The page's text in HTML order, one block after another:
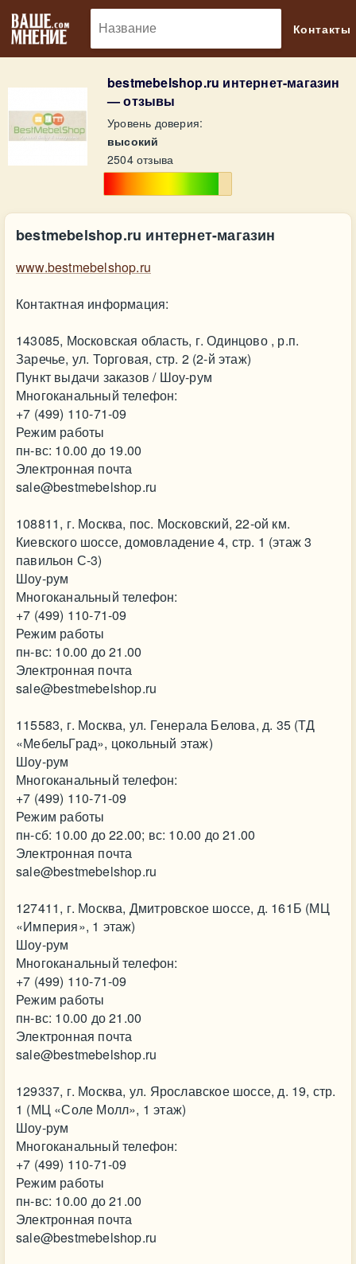
Контакты
bestmebelshop.ru интернет-магазин
— отзывы
Уровень доверия:
высокий
2504 отзыва
bestmebelshop.ru интернет-магазин
www.bestmebelshop.ru
Контактная информация:
143085, Московская область, г. Одинцово , р.п.
Заречье, ул. Торговая, стр. 2 (2-й этаж)
Пункт выдачи заказов / Шоу-рум
Многоканальный телефон:
+7 (499) 110-71-09
Режим работы
пн-вс: 10.00 до 19.00
Электронная почта
sale@bestmebelshop.ru
108811, г. Москва, пос. Московский, 22-ой км.
Киевского шоссе, домовладение 4, стр. 1 (этаж 3
павильон С-3)
Шоу-рум
Многоканальный телефон:
+7 (499) 110-71-09
Режим работы
пн-вс: 10.00 до 21.00
Электронная почта
sale@bestmebelshop.ru
115583, г. Москва, ул. Генерала Белова, д. 35 (ТД
«МебельГрад», цокольный этаж)
Шоу-рум
Многоканальный телефон:
+7 (499) 110-71-09
Режим работы
пн-сб: 10.00 до 22.00; вс: 10.00 до 21.00
Электронная почта
sale@bestmebelshop.ru
127411, г. Москва, Дмитровское шоссе, д. 161Б (МЦ
«Империя», 1 этаж)
Шоу-рум
Многоканальный телефон:
+7 (499) 110-71-09
Режим работы
пн-вс: 10.00 до 21.00
Электронная почта
sale@bestmebelshop.ru
129337, г. Москва, ул. Ярославское шоссе, д. 19, стр.
1 (МЦ «Соле Молл», 1 этаж)
Шоу-рум
Многоканальный телефон:
+7 (499) 110-71-09
Режим работы
пн-вс: 10.00 до 21.00
Электронная почта
sale@bestmebelshop.ru